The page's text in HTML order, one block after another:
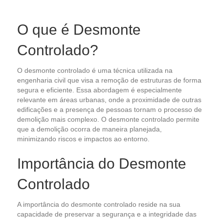
O que é Desmonte
Controlado?
O desmonte controlado é uma técnica utilizada na
engenharia civil que visa a remoção de estruturas de forma
segura e eficiente. Essa abordagem é especialmente
relevante em áreas urbanas, onde a proximidade de outras
edificações e a presença de pessoas tornam o processo de
demolição mais complexo. O desmonte controlado permite
que a demolição ocorra de maneira planejada,
minimizando riscos e impactos ao entorno.
Importância do Desmonte
Controlado
A importância do desmonte controlado reside na sua
capacidade de preservar a segurança e a integridade das